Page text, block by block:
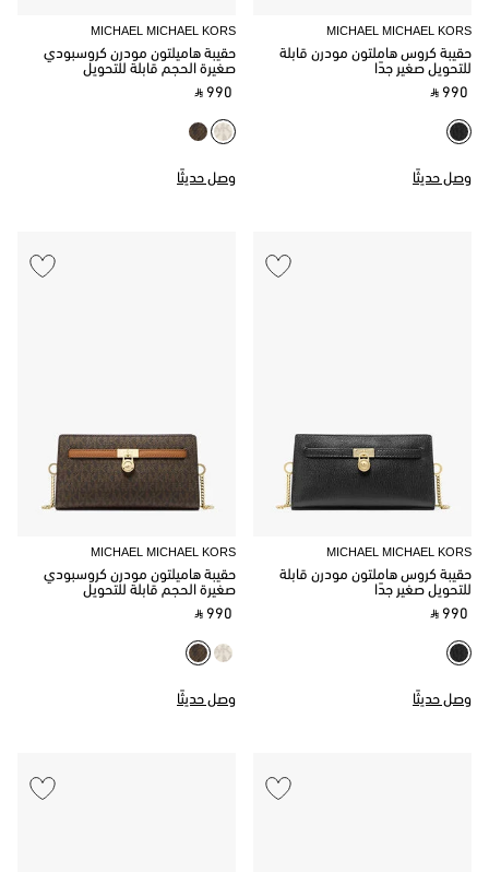
MICHAEL MICHAEL KORS
حقيبة كروس هاملتون مودرن قابلة
للتحويل صغير جدًا
‎ ⃁ 990 ‎
وصل حديثًا
MICHAEL MICHAEL KORS
حقيبة هاميلتون مودرن كروسبودي
صغيرة الحجم قابلة للتحويل
‎ ⃁ 990 ‎
وصل حديثًا
MICHAEL MICHAEL KORS
حقيبة كروس هاملتون مودرن قابلة
للتحويل صغير جدًا
‎ ⃁ 990 ‎
وصل حديثًا
MICHAEL MICHAEL KORS
حقيبة هاميلتون مودرن كروسبودي
صغيرة الحجم قابلة للتحويل
‎ ⃁ 990 ‎
وصل حديثًا